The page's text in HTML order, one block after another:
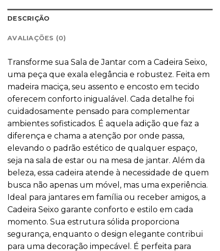
DESCRIÇÃO
AVALIAÇÕES (0)
Transforme sua Sala de Jantar com a Cadeira Seixo,
uma peça que exala elegância e robustez. Feita em
madeira maciça, seu assento e encosto em tecido
oferecem conforto inigualável. Cada detalhe foi
cuidadosamente pensado para complementar
ambientes sofisticados. É aquela adição que faz a
diferença e chama a atenção por onde passa,
elevando o padrão estético de qualquer espaço,
seja na sala de estar ou na mesa de jantar. Além da
beleza, essa cadeira atende à necessidade de quem
busca não apenas um móvel, mas uma experiência.
Ideal para jantares em família ou receber amigos, a
Cadeira Seixo garante conforto e estilo em cada
momento. Sua estrutura sólida proporciona
segurança, enquanto o design elegante contribui
para uma decoração impecável. É perfeita para